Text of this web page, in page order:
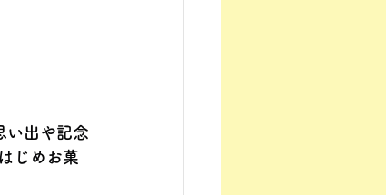
い出や記念
じめお菓